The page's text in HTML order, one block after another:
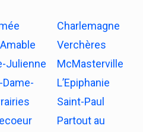
Julienne
Charlemagne
Verchères
McMasterville
L’Epiphanie
Saint-Paul
Partout au